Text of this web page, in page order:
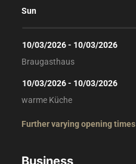
Sun
10/03/2026 - 10/03/2026
Braugasthaus
10/03/2026 - 10/03/2026
warme Küche
Further varying opening times
Business